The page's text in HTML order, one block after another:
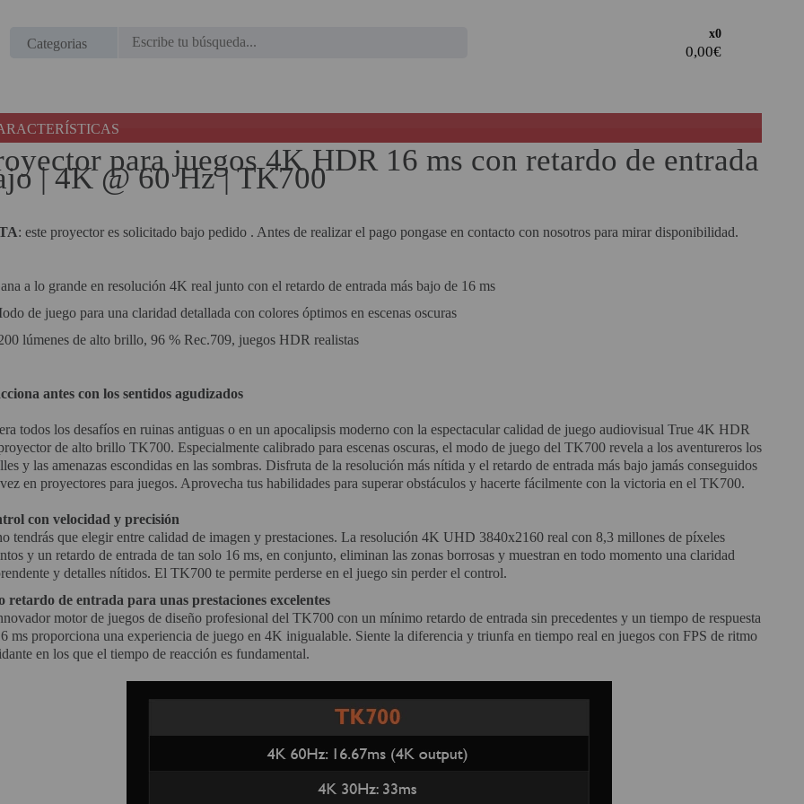
¿ERES NUEVO?
realizar tus pedidos cómodamente, consultar el estado de
tus pedidos y operaciones realizadas con anterioridad.
Si tienes cualquier duda durante el proceso de registro
puede contactarnos al 951102122, estaremos encantados
de atenderte.
ÁREA DE CLIENTES
· Unete a nuestra familia de profesionales, y aprovecha
nuestras tarifas.
REGISTRO PROFESIONAL
Categorias
x0
para juegos 4K HDR 16 ms con retardo de entrada
| 4K @ 60 Hz | TK700
: este proyector es solicitado bajo pedido . Antes de realizar el pago pongase en contacto con nosotros para mirar disponibilidad.
a lo grande en resolución 4K real junto con el retardo de entrada más bajo de 16 ms
de juego para una claridad detallada con colores óptimos en escenas oscuras
lúmenes de alto brillo, 96 % Rec.709, juegos HDR realistas
antes con los sentidos agudizados
todos los desafíos en ruinas antiguas o en un apocalipsis moderno con la espectacular calidad de juego audiovisual True 4K HDR
de alto brillo TK700. Especialmente calibrado para escenas oscuras, el modo de juego del TK700 revela a los aventureros los
y las amenazas escondidas en las sombras. Disfruta de la resolución más nítida y el retardo de entrada más bajo jamás conseguidos
en proyectores para juegos. Aprovecha tus habilidades para superar obstáculos y hacerte fácilmente con la victoria en el TK700.
con velocidad y precisión
tendrás que elegir entre calidad de imagen y prestaciones. La resolución 4K UHD 3840x2160 real con 8,3 millones de píxeles
y un retardo de entrada de tan solo 16 ms, en conjunto, eliminan las zonas borrosas y muestran en todo momento una claridad
y detalles nítidos. El TK700 te permite perderse en el juego sin perder el control.
retardo de entrada para unas prestaciones excelentes
motor de juegos de diseño profesional del TK700 con un mínimo retardo de entrada sin precedentes y un tiempo de respuesta
ms proporciona una experiencia de juego en 4K inigualable. Siente la diferencia y triunfa en tiempo real en juegos con FPS de ritmo
en los que el tiempo de reacción es fundamental.